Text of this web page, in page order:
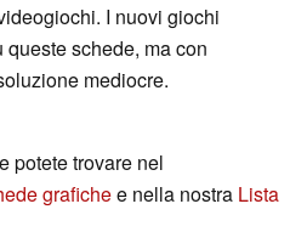
I nuovi giochi
schede, ma con
mediocre.
potete trovare nel
grafichee nella nostra Lista